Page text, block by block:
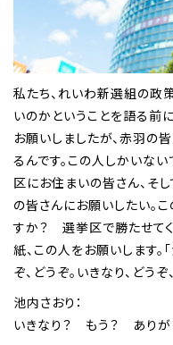
私たち、れいわ新選組の政
いのかということを語る前
お願いしましたが、赤羽の
るんです。この人しかいな
区にお住まいの皆さん、そし
の皆さんにお願いしたい。
すか？ 選挙区で勝たせてく
紙、この人をお願いします。
ぞ、どうぞ。いきなり、どうぞ
池内さおり：
いきなり？ もう？ ありが